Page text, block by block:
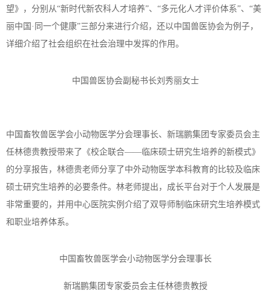
望》，分别从“新时代新农科人才培养”、“多元化人才评价体系”、“美
丽中国·同一个健康”三部分来进行介绍，还以中国兽医协会为例子，
详细介绍了社会组织在社会治理中发挥的作用。
中国兽医协会副秘书长刘秀丽女士
中国畜牧兽医学会小动物医学分会理事长、新瑞鹏集团专家委员会主
任林德贵教授带来了《校企联合——临床硕士研究生培养的新模式》
的分享报告，林德贵老师分享了中外动物医学本科教育的比较及临床
硕士研究生培养的必要条件。林老师提出，成长平台对于个人发展是
非常重要的，并用中心医院实例介绍了双导师制临床研究生培养模式
和职业培养体系。
中国畜牧兽医学会小动物医学分会理事长
新瑞鹏集团专家委员会主任林德贵教授